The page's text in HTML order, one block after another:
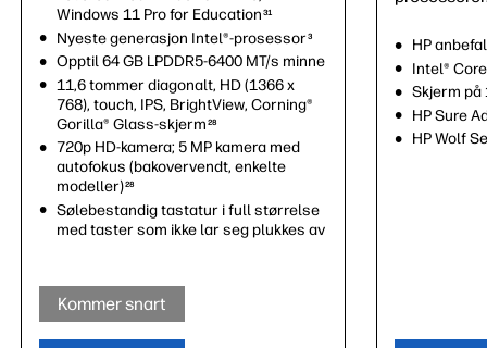
Windows 11 Pro for Education 31
Nyeste generasjon Intel®-prosessor3
Opptil 64 GB LPDDR5-6400 MT/s minne
11,6 tommer diagonalt, HD (1366 x
768), touch, IPS, BrightView, Corning®
Gorilla® Glass-skjerm 28
720p HD-kamera; 5 MP kamera med
autofokus (bakovervendt, enkelte
modeller)28
Sølebestandig tastatur i full størrelse
med taster som ikke lar seg plukkes av
Kommer snart
HP
Intel®
Skjerm på
HP Sure
HP Wolf